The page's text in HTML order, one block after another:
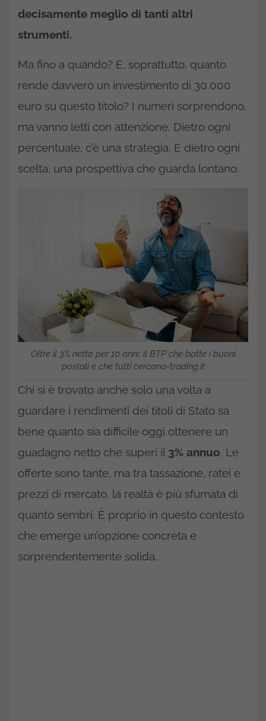
decisamente meglio di tanti altri
strumenti.
Ma fino a quando? E, soprattutto, quanto
rende davvero un investimento di 30.000
euro su questo titolo? I numeri sorprendono,
ma vanno letti con attenzione. Dietro ogni
percentuale, c’è una strategia. E dietro ogni
scelta, una prospettiva che guarda lontano.
Oltre il 3% netto per 10 anni: il BTP che batte i buoni
postali e che tutti cercano-trading.it
Chi si è trovato anche solo una volta a
guardare i rendimenti dei titoli di Stato sa
bene quanto sia difficile oggi ottenere un
guadagno netto che superi il 3% annuo. Le
offerte sono tante, ma tra tassazione, ratei e
prezzi di mercato, la realtà è più sfumata di
quanto sembri. È proprio in questo contesto
che emerge un’opzione concreta e
sorprendentemente solida.